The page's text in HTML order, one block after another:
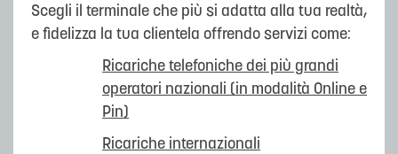
Scegli il terminale che più si adatta alla tua realtà,
e fidelizza la tua clientela offrendo servizi come:
Ricariche telefoniche dei più grandi
operatori nazionali (in modalità Online e
Pin)
Ricariche internazionali